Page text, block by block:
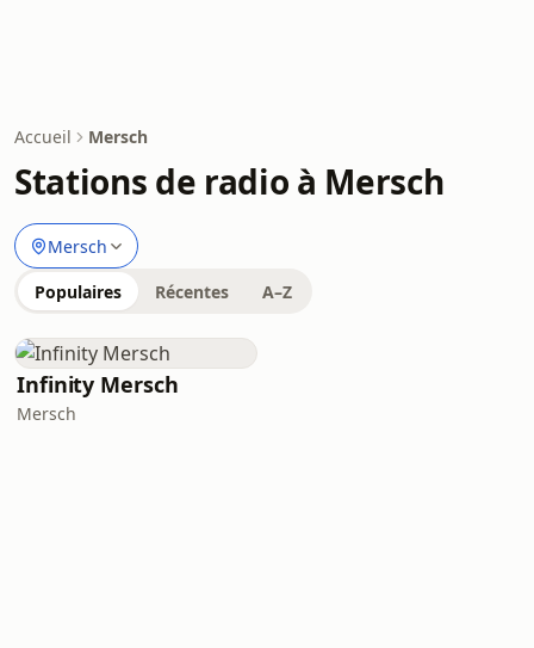
Accueil Mersch
Stations de radio à Mersch
Mersch
Populaires Récentes A–Z
Infinity Mersch
Mersch